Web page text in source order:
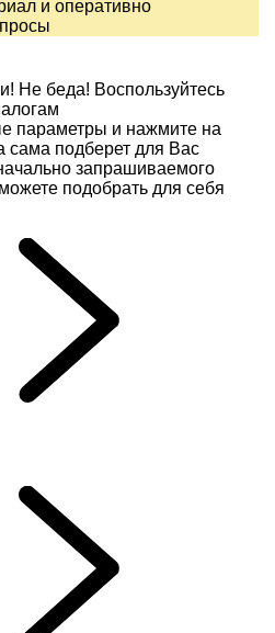
и оперативно
Не беда! Воспользуйтесь
параметры и нажмите на
сама подберет для Вас
запрашиваемого
подобрать для себя